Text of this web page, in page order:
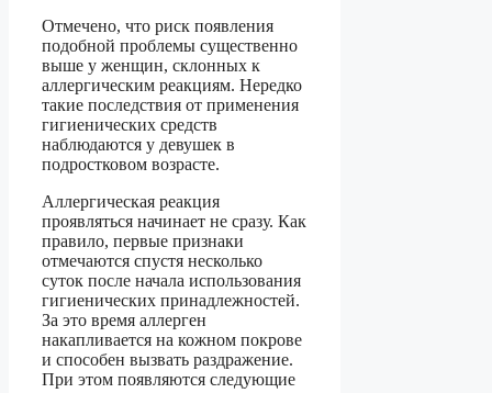
Отмечено, что риск появления
подобной проблемы существенно
выше у женщин, склонных к
аллергическим реакциям. Нередко
такие последствия от применения
гигиенических средств
наблюдаются у девушек в
подростковом возрасте.
Аллергическая реакция
проявляться начинает не сразу. Как
правило, первые признаки
отмечаются спустя несколько
суток после начала использования
гигиенических принадлежностей.
За это время аллерген
накапливается на кожном покрове
и способен вызвать раздражение.
При этом появляются следующие